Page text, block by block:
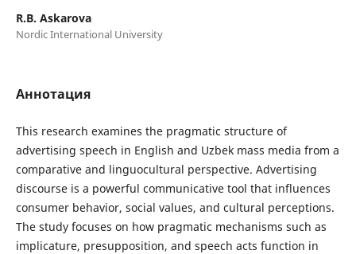
R.B. Askarova
Nordic International University
Аннотация
This research examines the pragmatic structure of
advertising speech in English and Uzbek mass media from a
comparative and linguocultural perspective. Advertising
discourse is a powerful communicative tool that influences
consumer behavior, social values, and cultural perceptions.
The study focuses on how pragmatic mechanisms such as
implicature, presupposition, and speech acts function in